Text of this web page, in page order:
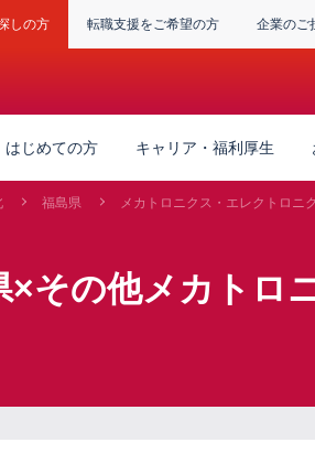
しの方 転職支援をご希望の方 企業のご
はじめての方 キャリア・福利厚生
福島県 メカトロニクス・エレクトロニ
×その他メカト